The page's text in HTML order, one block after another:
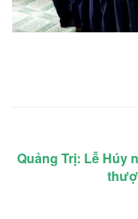
Quảng Trị: Lễ Húy